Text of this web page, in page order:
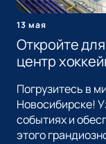
13 мая
Откройте
центр
Погрузитесь в
Новосибирске!
событиях и
этого